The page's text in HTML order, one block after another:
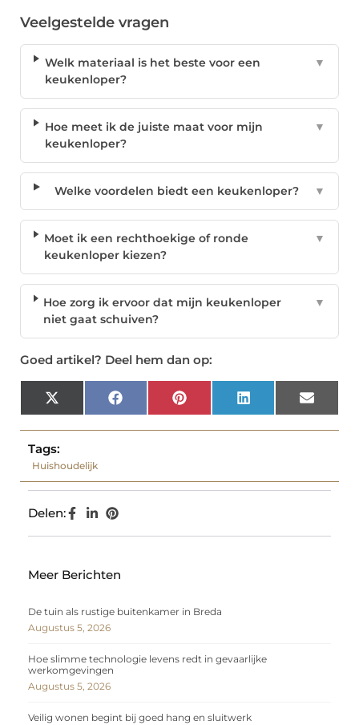
Veelgestelde vragen
Welk materiaal is het beste voor een
keukenloper?
▼
Hoe meet ik de juiste maat voor mijn
keukenloper?
▼
Welke voordelen biedt een keukenloper? ▼
Moet ik een rechthoekige of ronde
keukenloper kiezen?
▼
Hoe zorg ik ervoor dat mijn keukenloper
niet gaat schuiven?
▼
Goed artikel? Deel hem dan op:
X
(Twitter)
Facebook Pinterest LinkedIn Email
Tags:
Huishoudelijk
Delen:
Meer Berichten
De tuin als rustige buitenkamer in Breda
Augustus 5, 2026
Hoe slimme technologie levens redt in gevaarlijke
werkomgevingen
Augustus 5, 2026
Veilig wonen begint bij goed hang en sluitwerk